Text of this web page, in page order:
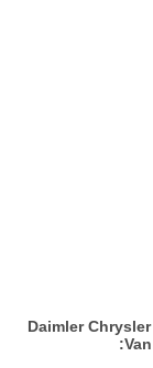
يمكن تركيب منفاخ مطاطي 673 N لشاحنة DAF و Daimler Chrysler